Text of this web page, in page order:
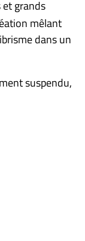
grands
mêlant
dans un
suspendu,